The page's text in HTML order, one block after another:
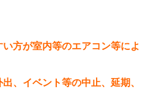
方が室内等のエアコン等によ
、イベント等の中止、延期、